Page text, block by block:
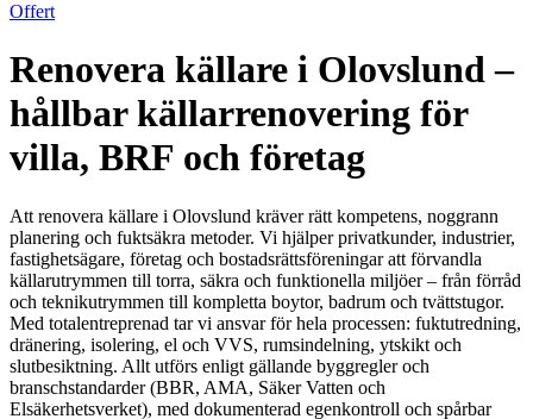
Offert
Renovera källare i Olovslund –
hållbar källarrenovering för
villa, BRF och företag
Att renovera källare i Olovslund kräver rätt kompetens, noggrann
planering och fuktsäkra metoder. Vi hjälper privatkunder, industrier,
fastighetsägare, företag och bostadsrättsföreningar att förvandla
källarutrymmen till torra, säkra och funktionella miljöer – från förråd
och teknikutrymmen till kompletta boytor, badrum och tvättstugor.
Med totalentreprenad tar vi ansvar för hela processen: fuktutredning,
dränering, isolering, el och VVS, rumsindelning, ytskikt och
slutbesiktning. Allt utförs enligt gällande byggregler och
branschstandarder (BBR, AMA, Säker Vatten och
Elsäkerhetsverket), med dokumenterad egenkontroll och spårbar